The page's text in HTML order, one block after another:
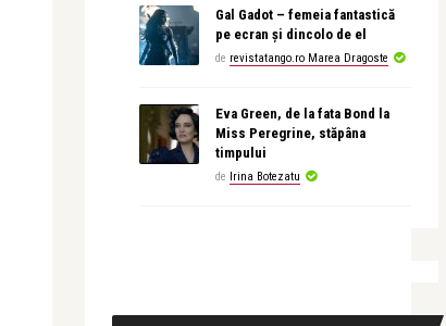
Gal Gadot – femeia fantastică
pe ecran și dincolo de el
de revistatango.ro Marea Dragoste
Eva Green, de la fata Bond la
Miss Peregrine, stăpâna
timpului
de Irina Botezatu